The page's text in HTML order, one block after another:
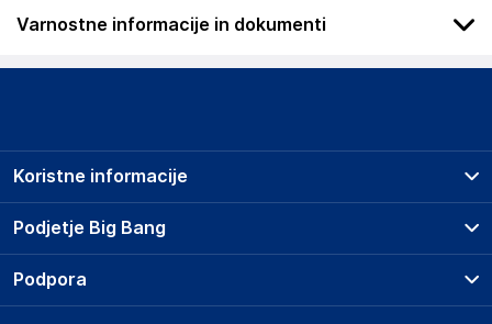
Varnostne informacije in dokumenti
Podatki o proizvajalcu
vidaXL
The Netherlands
Podjetje Big Bang
O podjetju
Koristne informacije
Prodajna mesta
Storitve
Dostava, vnos in odvoz
Podpora